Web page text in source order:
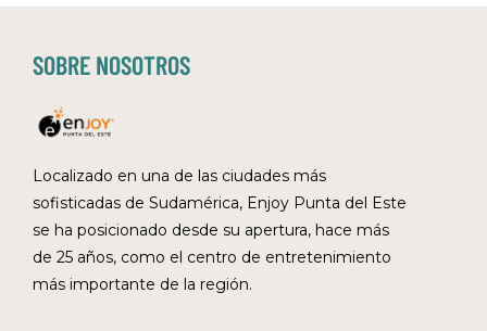
SOBRE NOSOTROS
Localizado en una de las ciudades más
sofisticadas de Sudamérica, Enjoy Punta del Este
se ha posicionado desde su apertura, hace más
de 25 años, como el centro de entretenimiento
más importante de la región.